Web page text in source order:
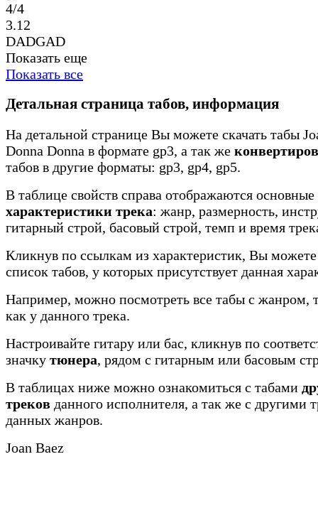
4/4
3.12
DADGAD
Показать еще
Показать все
Детальная страница табов, информация
На детальной странице Вы можете скачать табы
Donna Donna в формате gp3, а так же
табов в другие форматы: gp3, gp4, gp5.
В таблице свойств справа отображаются основные
характеристики трека: жанр, размерность,
гитарный строй, басовый строй, темп и время
Кликнув по ссылкам из характеристик, Вы
список табов, у которых присутствует данная
Например, можно посмотреть все табы с жанром,
как у данного трека.
Настроивайте гитару или бас, кликнув по
значку тюнера, рядом с гитарным или басовым
В таблицах ниже можно ознакомиться с табами
треков данного исполнителя, а так же с другими
данных жанров.
Joan Baez